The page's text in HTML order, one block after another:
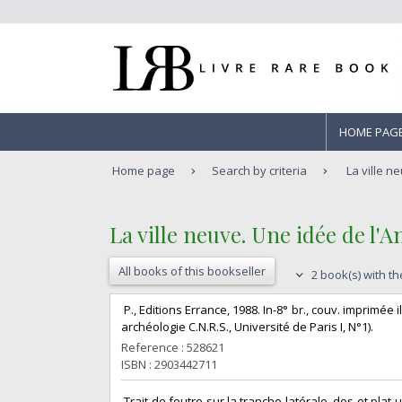
HOME
Home page Search by criteria La ville
‎La ville neuve. Une idée de
All books of this bookseller 2 book(s) with
P., Editions Errance, 1988. In-8° br., couv.
archéologie C.N.R.S., Université de Paris I, N°1). ‎
Reference : 528621
ISBN : 2903442711